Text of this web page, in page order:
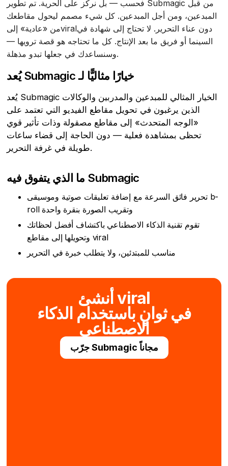
فحسب — بل نركز على الحرية. تم تطوير Submagic من قبل
المبدعين، ومن أجل المبدعين. كل شيء مصمم ليحول مقاطعك
من «عادية» إلىviralدون عناء التحرير. لا تحتاج إلى شهادة في
السينما أو فريق ما بعد الإنتاج. كل ما تحتاجه هو قصة ترويها —
وسنساعدك في جعلها تبدو مذهلة.
يُعد Submagic خيارًا مثاليًّا لـ
يُعد Submagic الخيار المثالي للمبدعين والمدربين والوكالات
الذين يرغبون في تحويل مقاطع الفيديو التي تعتمد على
«الوجه المتحدث» إلى مقاطع مصقولة وذات تأثير قوي
تحظى بمشاهدة فعلية — دون الحاجة إلى قضاء ساعات
طويلة في غرفة التحرير.
ما الذي يتفوق فيه Submagic
تحرير فائق السرعة مع إضافة تعليقات صوتية وموسيقى b-
roll وتقريب الصورة بنقرة واحدة
تقوم تقنية الذكاء الاصطناعي باكتشاف أفضل لحظاتك
وتحويلها إلى مقاطع viral
مناسب للمبتدئين، ولا يتطلب خبرة في التحرير
أنشئ viral
في ثوانٍ باستخدام الذكاء
الاصطناعي
جرّب Submagic مجاناً